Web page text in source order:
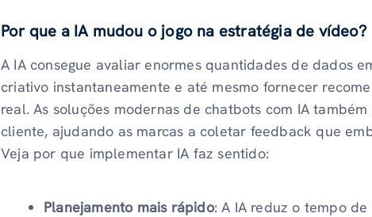
Por que a IA mudou o jogo na estratégia de vídeo?
A IA consegue avaliar enormes quantidades de dados
criativo instantaneamente e até mesmo fornecer
real. As soluções modernas de chatbots com IA
cliente, ajudando as marcas a coletar feedback que
Veja por que implementar IA faz sentido:
Planejamento mais rápido: A IA reduz o tempo